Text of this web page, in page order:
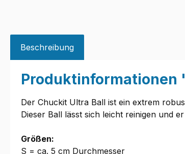
Beschreibung
Produktinformationen
Der Chuckit Ultra Ball ist ein extrem
Dieser Ball lässt sich leicht reinigen und
Größen:
S = ca. 5 cm Durchmesser